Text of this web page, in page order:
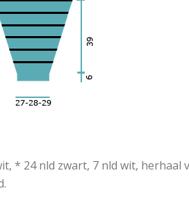
* 24 nld zwart, 7 nld wit, herhaal